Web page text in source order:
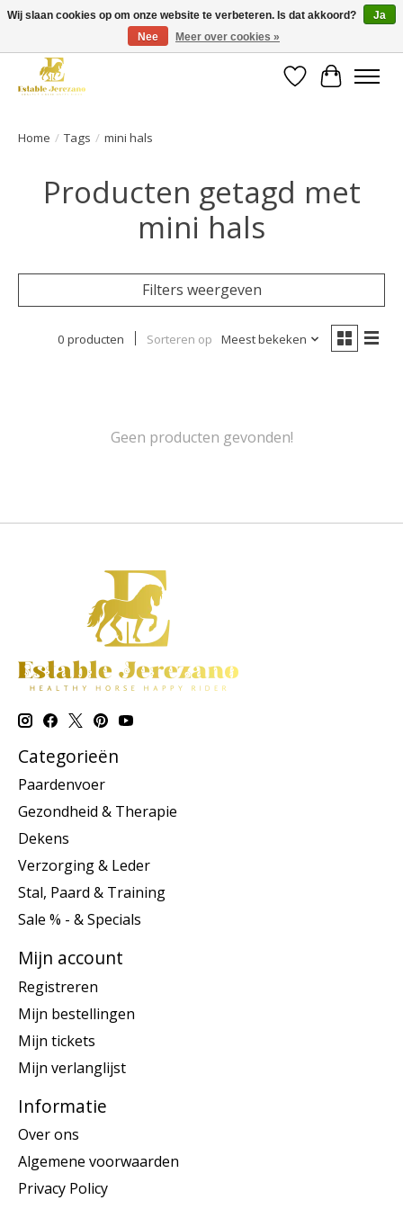
Gratis verzending vanaf €49 op een groot deel van ons assortiment
Verlanglijst
Home / Tags / mini hals
Producten getagd met
mini hals
Filters weergeven
0 producten Sorteren op Meest bekeken
Geen producten gevonden!
Categorieën
Paardenvoer
Gezondheid & Therapie
Dekens
Verzorging & Leder
Stal, Paard & Training
Sale % - & Specials
Mijn account
Registreren
Mijn bestellingen
Mijn tickets
Mijn verlanglijst
Informatie
Over ons
Algemene voorwaarden
Privacy Policy
Wij slaan cookies op om onze website te verbeteren. Is dat akkoord?
Ja
Nee
Meer over cookies »